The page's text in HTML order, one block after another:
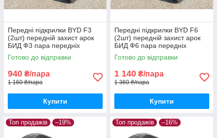
Передні підкрилки BYD F3
(2шт) передній захист арок
БИД Ф3 пара передніх
Готово до відправки
940 ₴/пара
1 160 ₴/пара
Купити
Передні підкрилки BYD F6
(2шт) передній захист арок
БИД Ф6 пара передніх
Готово до відправки
1 140 ₴/пара
1 360 ₴/пара
Купити
Топ продажів –19% Топ продажів –16%